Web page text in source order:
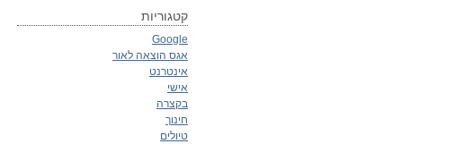
קטגוריות
Google
אגס הוצאה לאור
אינטרנט
אישי
בקצרה
חינוך
טיולים